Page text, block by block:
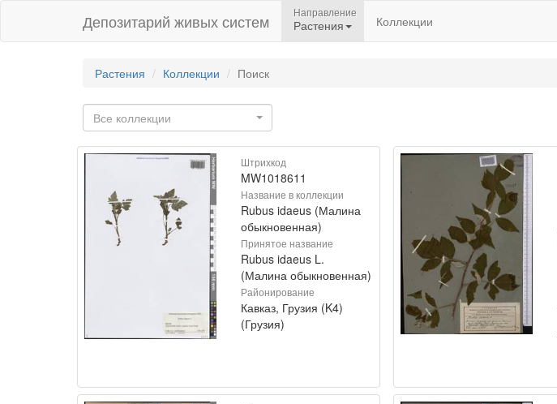
Депозитарий живых систем Направление
Растения Коллекции
Растения Коллекции Поиск
Все коллекции
Штрихкод
MW1018611
Название в коллекции
Rubus idaeus (Малина
обыкновенная)
Принятое название
Rubus idaeus L.
(Малина обыкновенная)
Районирование
Кавказ, Грузия (K4)
(Грузия)